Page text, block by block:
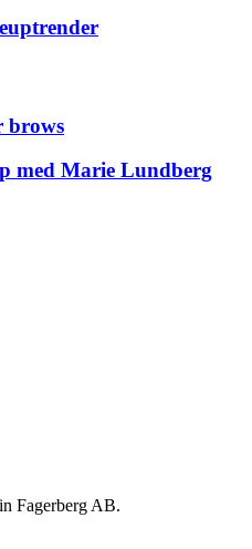
brows
med Marie Lundberg
Fagerberg AB.